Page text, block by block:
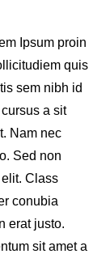
Ipsum proin
quis
sem nibh id
a sit
Nam nec
Sed non
Class
conubia
erat justo.
sit amet a